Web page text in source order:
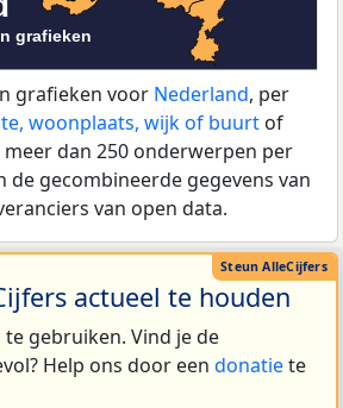
grafieken voor Nederland, per
woonplaats, wijk of buurt of
meer dan 250 onderwerpen per
de gecombineerde gegevens van
van open data.
actueel te houden
gebruiken. Vind je de
Help ons door een donatiete